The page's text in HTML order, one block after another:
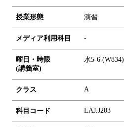
授業形態 演習
メディア利用科目 -
曜日・時限
(講義室)
水5-6 (W834)
クラス A
科目コード LAJ.J203